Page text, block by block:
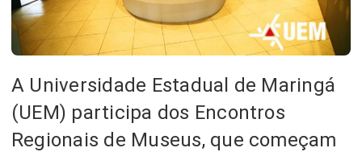
A Universidade Estadual de Maringá
(UEM) participa dos Encontros
Regionais de Museus, que começam